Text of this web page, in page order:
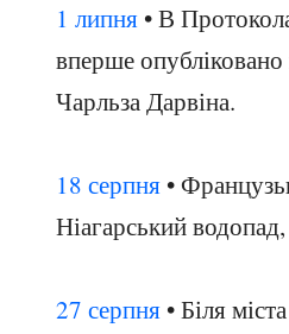
1 липня • В
вперше
Чарльза Дарвіна.
18 серпня •
Ніагарський
27 серпня • Біля